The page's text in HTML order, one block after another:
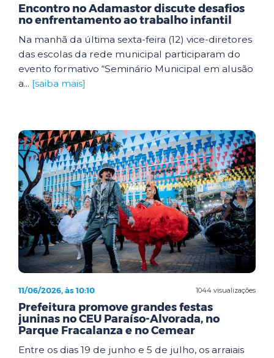
Encontro no Adamastor discute desafios
no enfrentamento ao trabalho infantil
Na manhã da última sexta-feira (12) vice-diretores
das escolas da rede municipal participaram do
evento formativo “Seminário Municipal em alusão
a... [saiba mais]
1044 visualizações
11/06/2026, às 10:10
Prefeitura promove grandes festas
juninas no CEU Paraíso-Alvorada, no
Parque Fracalanza e no Cemear
Entre os dias 19 de junho e 5 de julho, os arraiais